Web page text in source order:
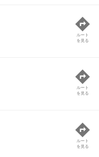
ルート
を見る
ルート
を見る
ルート
を見る